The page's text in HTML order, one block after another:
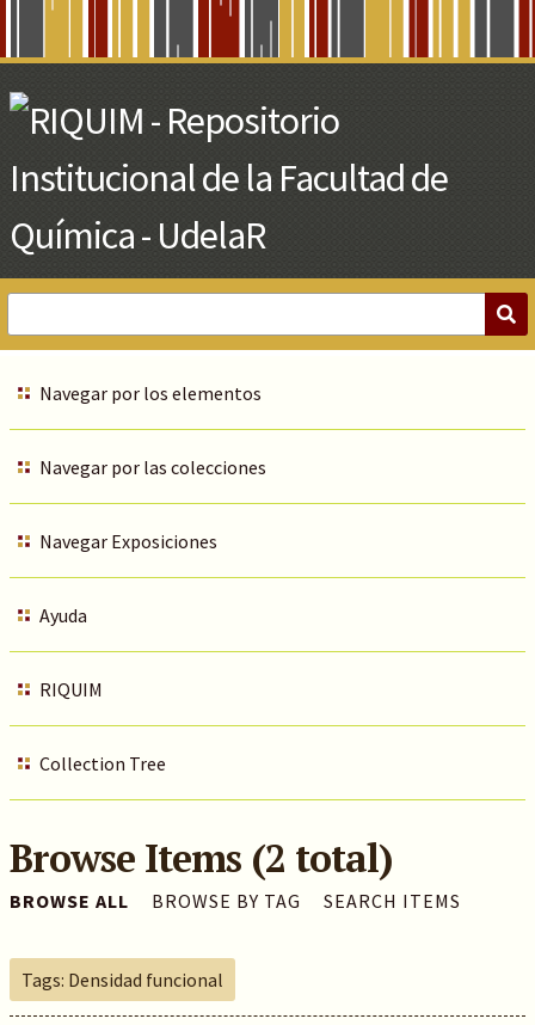
Main
Content
Navegar por los elementos
Navegar por las colecciones
Navegar Exposiciones
Ayuda
RIQUIM
Collection Tree
Browse Items (2 total)
BROWSE ALL BROWSE BY TAG SEARCH ITEMS
Tags: Densidad funcional